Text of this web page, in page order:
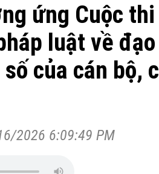
ứng Cuộc
luật về
của cán bộ,
2026 6:09:49 PM